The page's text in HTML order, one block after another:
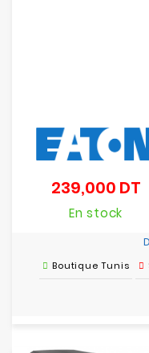
239,000 DT
En stock
Boutique Tunis